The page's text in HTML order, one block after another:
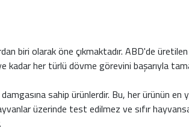
biri olarak öne çıkmaktadır. ABD'de
kadar her türlü dövme görevini başarıyla
sahip ürünlerdir. Bu, her ürünün en
üzerinde test edilmez ve sıfır